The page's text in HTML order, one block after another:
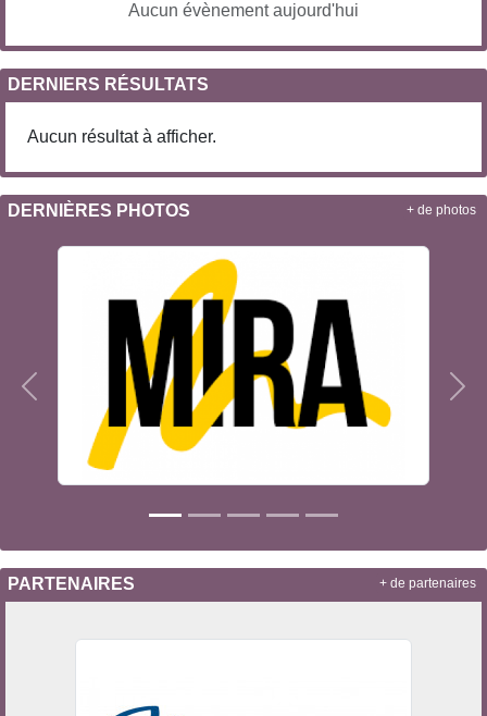
Aucun évènement aujourd'hui
DERNIERS RÉSULTATS
Aucun résultat à afficher.
DERNIÈRES PHOTOS
Précedent
+ de photos
PARTENAIRES + de partenaires